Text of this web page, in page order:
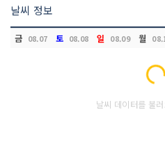
날씨 정보
금 08.07 토 08.08 일 08.09 월
날씨 데이터를 불